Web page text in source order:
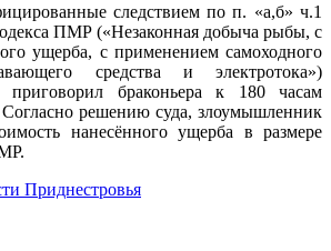
следствием по п. «а,б» ч.1
ПМР («Незаконная добыча рыбы, с
ущерба, с применением самоходного
средства и электротока»)
приговорил браконьера к 180 часам
Согласно решению суда, злоумышленник
нанесённого ущерба в размере
Приднестровья